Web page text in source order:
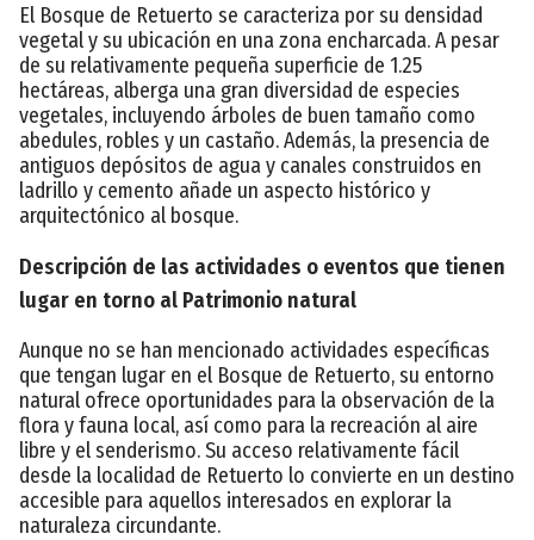
El Bosque de Retuerto se caracteriza por su densidad
vegetal y su ubicación en una zona encharcada. A pesar
de su relativamente pequeña superficie de 1.25
hectáreas, alberga una gran diversidad de especies
vegetales, incluyendo árboles de buen tamaño como
abedules, robles y un castaño. Además, la presencia de
antiguos depósitos de agua y canales construidos en
ladrillo y cemento añade un aspecto histórico y
arquitectónico al bosque.
Descripción de las actividades o eventos que tienen
lugar en torno al Patrimonio natural
Aunque no se han mencionado actividades específicas
que tengan lugar en el Bosque de Retuerto, su entorno
natural ofrece oportunidades para la observación de la
flora y fauna local, así como para la recreación al aire
libre y el senderismo. Su acceso relativamente fácil
desde la localidad de Retuerto lo convierte en un destino
accesible para aquellos interesados en explorar la
naturaleza circundante.